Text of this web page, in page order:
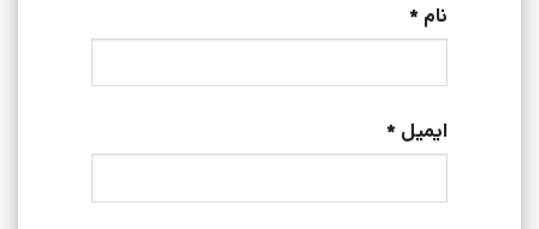
نام *
ایمیل *